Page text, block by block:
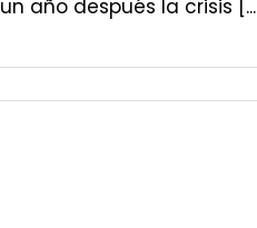
año después la crisis [...]